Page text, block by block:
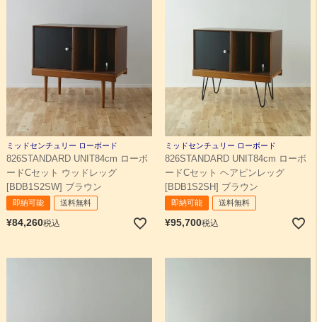
ミッドセンチュリー ローボード
826STANDARD UNIT84cm ローボ
ードCセット ウッドレッグ
[BDB1S2SW] ブラウン
即納可能 送料無料
¥84,260税込
ミッドセンチュリー ローボード
826STANDARD UNIT84cm ローボ
ードCセット ヘアピンレッグ
[BDB1S2SH] ブラウン
即納可能 送料無料
¥95,700税込